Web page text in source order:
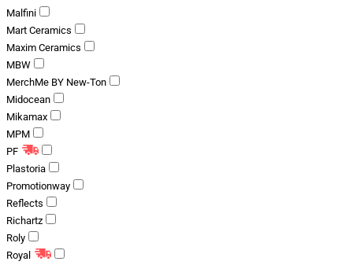
Malfini
Mart Ceramics
Maxim Ceramics
MBW
MerchMe BY New-Ton
Midocean
Mikamax
MPM
PF
Plastoria
Promotionway
Reflects
Richartz
Roly
Royal